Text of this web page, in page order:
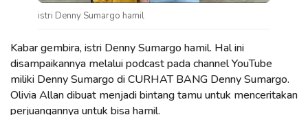
istri Denny Sumargo hamil
Kabar gembira, istri Denny Sumargo hamil. Hal ini
disampaikannya melalui podcast pada channel YouTube
miliki Denny Sumargo di CURHAT BANG Denny Sumargo.
Olivia Allan dibuat menjadi bintang tamu untuk menceritakan
perjuangannya untuk bisa hamil.